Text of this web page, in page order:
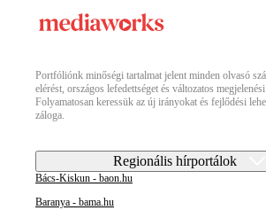
Portfóliónk minőségi tartalmat jelent minden olvasó
elérést, országos lefedettséget és változatos
Folyamatosan keressük az új irányokat és fejlődési
záloga.
Regionális hírportálok
Bács-Kiskun - baon.hu
Baranya - bama.hu